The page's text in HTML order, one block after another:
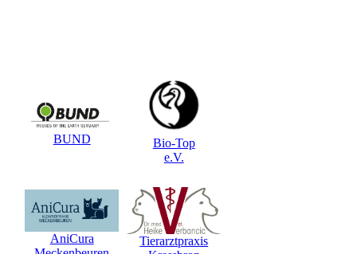
BUND
Bio-Top
e.V.
AniCura
Tierarztpraxis